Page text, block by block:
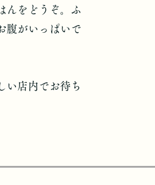
んをどうぞ。ふ
腹がいっぱいで
い店内でお待ち